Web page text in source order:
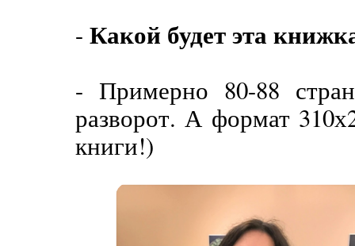
- Какой будет эта
- Примерно 80-88
разворот. А формат
книги!)